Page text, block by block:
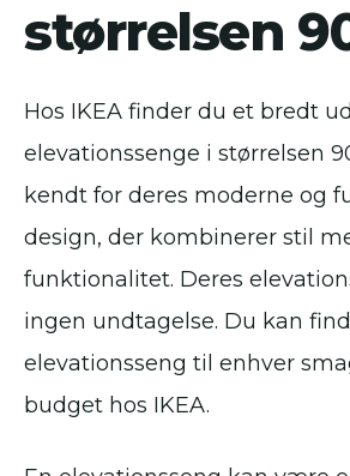
størrelsen
Hos IKEA finder du et bredt
elevationssenge i størrelsen
kendt for deres moderne og
design, der kombinerer stil
funktionalitet. Deres
ingen undtagelse. Du kan
elevationsseng til enhver
budget hos IKEA.